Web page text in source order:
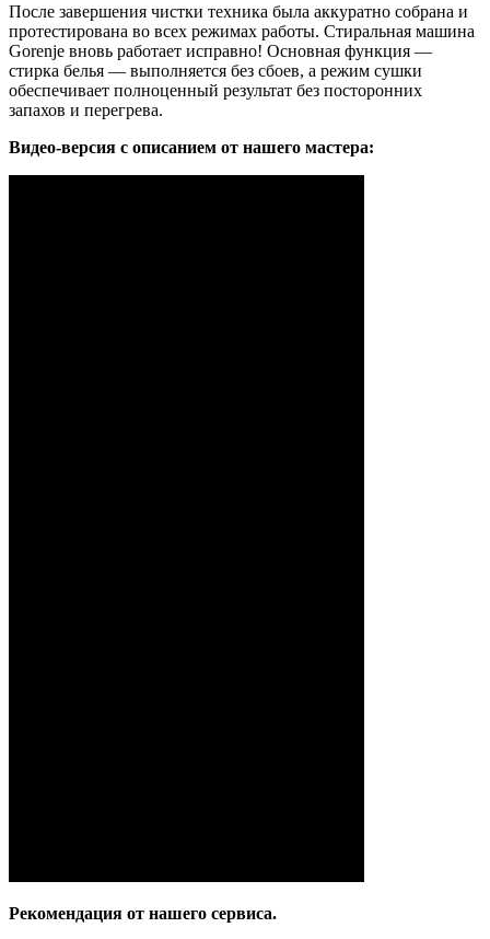
После завершения чистки техника была аккуратно собрана и
протестирована во всех режимах работы. Стиральная машина
Gorenje вновь работает исправно! Основная функция —
стирка белья — выполняется без сбоев, а режим сушки
обеспечивает полноценный результат без посторонних
запахов и перегрева.
Видео-версия с описанием от нашего мастера:
Рекомендация от нашего сервиса.